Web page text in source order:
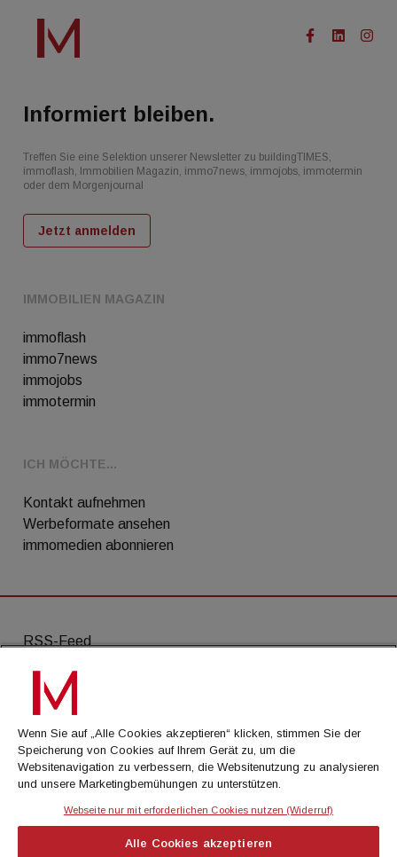
IMMOBILIEN MAGAZIN
immoflash
immo7news
immojobs
immotermin
ICH MÖCHTE...
Kontakt aufnehmen
Werbeformate ansehen
immomedien abonnieren
Informiert bleiben.
Treffen Sie eine Selektion unserer Newsletter zu buildingTIMES,
immoflash, Immobilien Magazin, immo7news, immojobs, immotermin
oder dem Morgenjournal
Jetzt anmelden
© Cachalot Media House GmbH - Alle Rechte
RSS-Feed
AGB
Datenschutz
Kontakt
Impressum
Wenn Sie auf „Alle Cookies akzeptieren“ klicken, stimmen Sie der
Speicherung von Cookies auf Ihrem Gerät zu, um die
Websitenavigation zu verbessern, die Websitenutzung zu analysieren
und unsere Marketingbemühungen zu unterstützen.
Webseite nur mit erforderlichen Cookies nutzen (Widerruf)
Alle Cookies akzeptieren